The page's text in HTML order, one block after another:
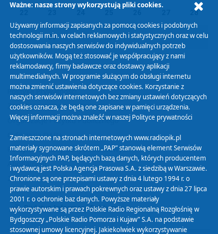
28
29 30 01 02 03 04 05
Polityka Prywatności
Zasady korzystania z Serwisu
Organizacje Pożytku Publicznego
Cyfryzacja DAB+
Polityka ochrony danych osobowych
Abonament
Zamówienia publiczne
Biuletyn Informacji Publicznej
Ważne: nasze strony wykorzystują pliki cookies.
Używamy informacji zapisanych za pomocą cookies i podobnych
technologii m.in. w celach reklamowych i statystycznych oraz w celu
dostosowania naszych serwisów do indywidualnych potrzeb
użytkowników. Mogą też stosować je współpracujący z nami
reklamodawcy, firmy badawcze oraz dostawcy aplikacji
multimedialnych. W programie służącym do obsługi internetu
można zmienić ustawienia dotyczące cookies. Korzystanie z
naszych serwisów internetowych bez zmiany ustawień dotyczących
cookies oznacza, że będą one zapisane w pamięci urządzenia.
Więcej informacji można znaleźć w naszej Polityce prywatności
Zamieszczone na stronach internetowych www.radiopik.pl
materiały sygnowane skrótem „PAP” stanowią element Serwisów
Informacyjnych PAP, będących bazą danych, których producentem
i wydawcą jest Polska Agencja Prasowa S.A. z siedzibą w Warszawie.
Chronione są one przepisami ustawy z dnia 4 lutego 1994 r. o
prawie autorskim i prawach pokrewnych oraz ustawy z dnia 27 lipca
2001 r. o ochronie baz danych. Powyższe materiały
wykorzystywane są przez Polskie Radio Regionalną Rozgłośnię w
Bydgoszczy „Polskie Radio Pomorza i Kujaw” S.A. na podstawie
stosownej umowy licencyjnej. Jakiekolwiek wykorzystywanie